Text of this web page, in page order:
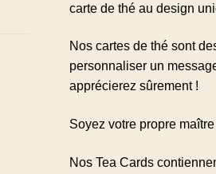
carte de thé au design
Nos cartes de thé sont
personnaliser un
apprécierez sûrement !
Soyez votre propre
Nos Tea Cards